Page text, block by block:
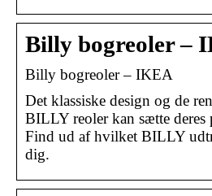
Billy bogreoler –
Billy bogreoler – IKEA
Det klassiske design og de
BILLY reoler kan sætte
Find ud af hvilket BILLY
dig.